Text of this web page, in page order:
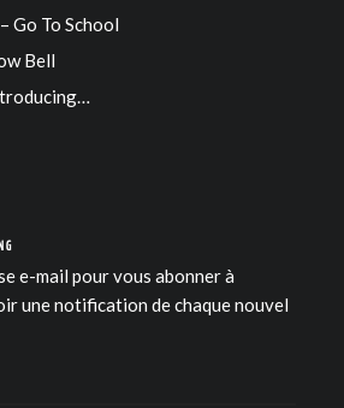
Go To School
Bell
e-mail pour vous abonner à
une notification de chaque nouvel